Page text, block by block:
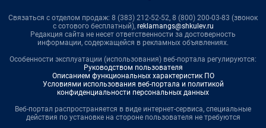
Связаться с отделом продаж: 8 (383) 212-52-52, 8 (800) 200-03-83 (звонок
с сотового бесплатный), reklamangs@shkulev.ru
Редакция сайта не несет ответственности за достоверность
информации, содержащейся в рекламных объявлениях.
Особенности эксплуатации (использования) веб-портала регулируются:
Руководством пользователя
Описанием функциональных характеристик ПО
Условиями использования веб-портала и политикой
конфиденциальности персональных данных
Веб-портал распространяется в виде интернет-сервиса, специальные
действия по установке на стороне пользователя не требуются